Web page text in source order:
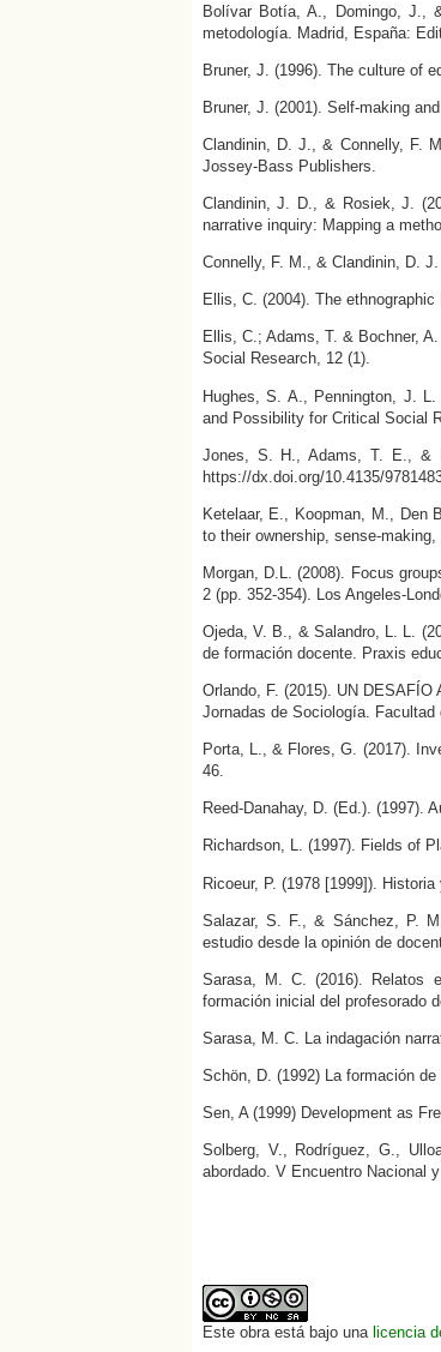
Bolívar Botía, A., Domingo, J.,
metodología. Madrid, España:
Bruner, J. (1996). The culture of
Bruner, J. (2001). Self-making
Clandinin, D. J., & Connelly, F.
Jossey-Bass Publishers.
Clandinin, J. D., & Rosiek, J.
narrative inquiry: Mapping a
Connelly, F. M., & Clandinin, D.
Ellis, C. (2004). The
Ellis, C.; Adams, T. & Bochner,
Social Research, 12 (1).
Hughes, S. A., Pennington, J. L.
and Possibility for Critical Social
Jones, S. H., Adams, T. E., &
https://dx.doi.org/10.4135/
Ketelaar, E., Koopman, M., Den
to their ownership, sense-making,
Morgan, D.L. (2008). Focus
2 (pp. 352-354). Los Angeles-
Ojeda, V. B., & Salandro, L. L.
de formación docente. Praxis
Orlando, F. (2015). UN
Jornadas de Sociología.
Porta, L., & Flores, G. (2017).
46.
Reed-Danahay, D. (Ed.). (1997).
Richardson, L. (1997). Fields of
Ricoeur, P. (1978 [1999]).
Salazar, S. F., & Sánchez, P.
estudio desde la opinión de
Sarasa, M. C. (2016). Relatos
formación inicial del profesorado
Sarasa, M. C. La indagación
Schön, D. (1992) La formación
Sen, A (1999) Development as
Solberg, V., Rodríguez, G.,
abordado. V Encuentro Nacional
Este obra está bajo una licencia